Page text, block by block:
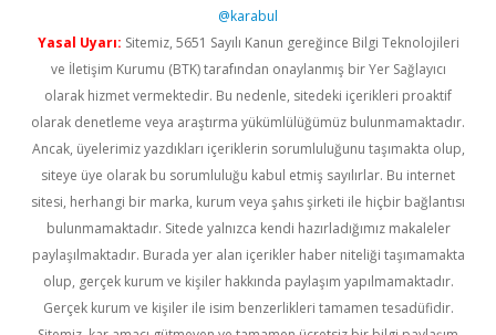
@karabul
Yasal Uyarı: Sitemiz, 5651 Sayılı Kanun gereğince Bilgi Teknolojileri
ve İletişim Kurumu (BTK) tarafından onaylanmış bir Yer Sağlayıcı
olarak hizmet vermektedir. Bu nedenle, sitedeki içerikleri proaktif
olarak denetleme veya araştırma yükümlülüğümüz bulunmamaktadır.
Ancak, üyelerimiz yazdıkları içeriklerin sorumluluğunu taşımakta olup,
siteye üye olarak bu sorumluluğu kabul etmiş sayılırlar. Bu internet
sitesi, herhangi bir marka, kurum veya şahıs şirketi ile hiçbir bağlantısı
bulunmamaktadır. Sitede yalnızca kendi hazırladığımız makaleler
paylaşılmaktadır. Burada yer alan içerikler haber niteliği taşımamakta
olup, gerçek kurum ve kişiler hakkında paylaşım yapılmamaktadır.
Gerçek kurum ve kişiler ile isim benzerlikleri tamamen tesadüfidir.